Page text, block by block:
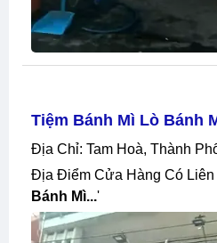
Tiệm Bánh Mì Lò Bánh
Địa Chỉ: Tam Hoà, Thành
Địa Điểm Cửa Hàng Có
Bánh Mì...'